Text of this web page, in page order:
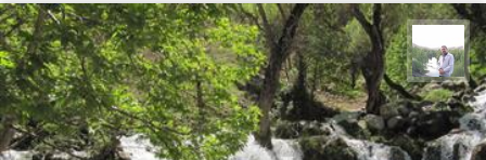
مهرداد زینلیان